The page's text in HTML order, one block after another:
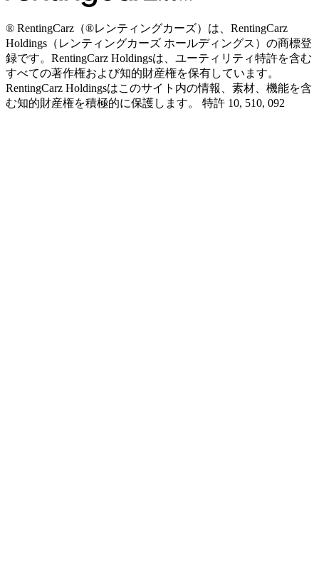
® RentingCarz（®レンティングカーズ）は、RentingCarz
Holdings（レンティングカーズ ホールディングス）の商標登
録です。RentingCarz Holdingsは、ユーティリティ特許を含む
すべての著作権および知的財産権を保有しています。
RentingCarz Holdingsはこのサイト内の情報、素材、機能を含
む知的財産権を積極的に保護します。 特許 10, 510, 092